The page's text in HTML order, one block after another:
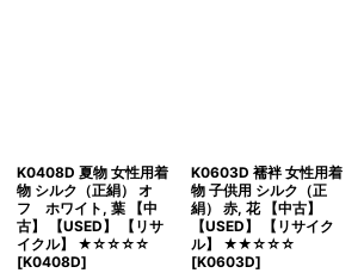
K0408D 夏物 女性用着
物 シルク（正絹） オ
フ ホワイト, 葉 【中
古】 【USED】 【リサ
イクル】 ★☆☆☆☆
[K0408D]
K0603D 襦袢 女性用着
物 子供用 シルク（正
絹） 赤, 花 【中古】
【USED】 【リサイク
ル】 ★★☆☆☆
[K0603D]